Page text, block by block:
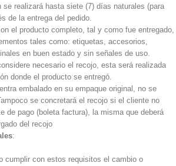
se realizará hasta siete (7) días naturales (para
de la entrega del pedido.
el producto completo, tal y como fue entregado,
tales como: etiquetas, accesorios,
en buen estado y sin señales de uso.
necesario el recojo, esta será realizada
donde el producto se entregó.
embalado en su empaque original, no se
se concretará el recojo si el cliente no
de pago (boleta factura), la misma que deberá
del recojo
:
cumplir con estos requisitos el cambio o